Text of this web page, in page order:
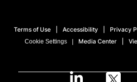
Terms of Use Accessibility Privacy
Cookie Settings Media Center